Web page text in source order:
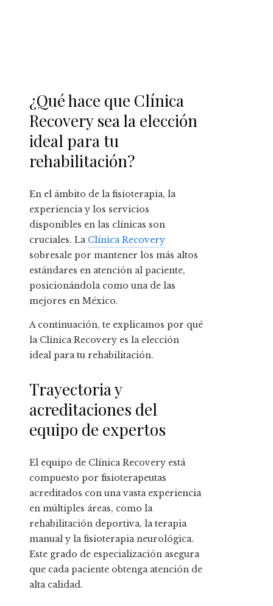
¿Qué hace que Clínica
Recovery sea la elección
ideal para tu
rehabilitación?
En el ámbito de la fisioterapia, la
experiencia y los servicios
disponibles en las clínicas son
cruciales. La Clínica Recovery
sobresale por mantener los más altos
estándares en atención al paciente,
posicionándola como una de las
mejores en México.
A continuación, te explicamos por qué
la Clínica Recovery es la elección
ideal para tu rehabilitación.
Trayectoria y
acreditaciones del
equipo de expertos
El equipo de Clínica Recovery está
compuesto por fisioterapeutas
acreditados con una vasta experiencia
en múltiples áreas, como la
rehabilitación deportiva, la terapia
manual y la fisioterapia neurológica.
Este grado de especialización asegura
que cada paciente obtenga atención de
alta calidad.